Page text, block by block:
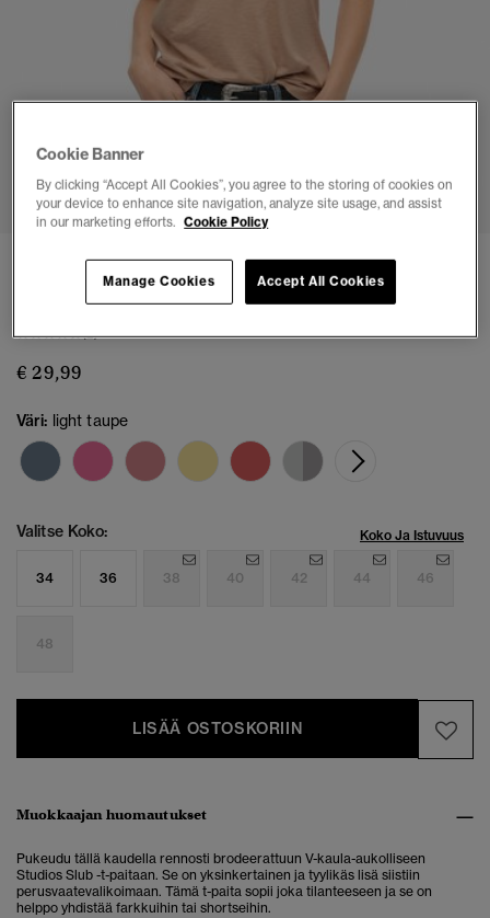
3 HINTAAN 55,00 €
Brodeerattu V-kaula-aukollinen Slub-t-paita
(2)
€ 29,99
Väri: light taupe
Valitse Koko: Koko Ja Istuvuus
34 36 38 40 42 44 46
48
LISÄÄ OSTOSKORIIN
Muokkaajan huomautukset
Pukeudu tällä kaudella rennosti brodeerattuun V-kaula-aukolliseen
Studios Slub -t-paitaan. Se on yksinkertainen ja tyylikäs lisä siistiin
perusvaatevalikoimaan. Tämä t-paita sopii joka tilanteeseen ja se on
helppo yhdistää farkkuihin tai shortseihin.
Cookie Banner
By clicking “Accept All Cookies”, you agree to the storing of cookies on
your device to enhance site navigation, analyze site usage, and assist
in our marketing efforts. Cookie Policy
Accept All Cookies
Manage Cookies